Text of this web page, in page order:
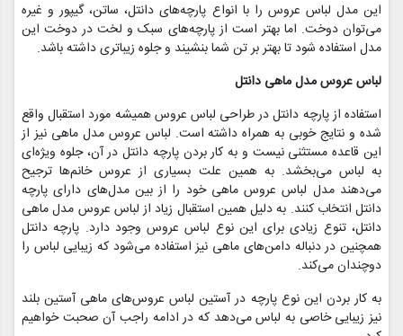
این مدل لباس عروس را با انواع پارچه‌های دانتل، ساتن، گیپور و غیره
می‌توان دوخت. اما بهتر است از پارچه‌های سبک و لخت در دوخت این
مدل استفاده شود تا بهتر بر تن شما بنشیند و جلوه زیباتری داشته باشد.
لباس عروس مدل ماهی دانتل
استفاده از پارچه دانتل در طراحی لباس عروس همیشه مورد استقبال واقع
شده و نتایج خوبی به همراه داشته است. لباس عروس مدل ماهی نیز از
این قاعده مستثنی نیست و به کار بردن پارچه دانتل در آن، جلوه ویژه‌ای
به لباس می‌بخشد. به همین علت بسیاری از عروس خانم‌ها ترجیح
می‌دهند مدل لباس عروس ماهی خود را از بین مدل‌های دارای پارچه
دانتل انتخاب کنند. به دلیل همین استقبال زیاد از لباس عروس مدل ماهی
دانتل، تنوع زیادی برای این نوع لباس عروس وجود دارد. پارچه دانتل
همچنین در دنباله‌ دامن‌‌های ماهی نیز استفاده می‌شود که زیبایی لباس را
دوچندان می‌کند.
به کار بردن این نوع پارچه در آستین لباس عروس‌های ماهی آستین بلند
نیز زیبایی خاصی به لباس می‌دهد که در ادامه راجب آن صحبت خواهیم